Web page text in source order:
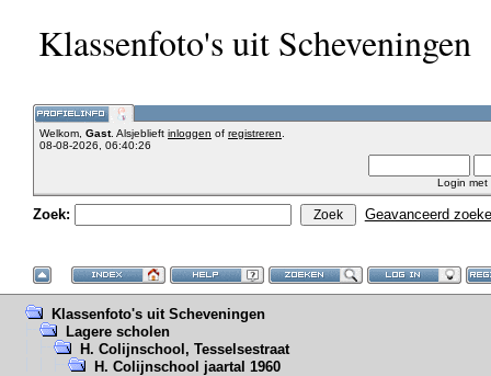
Klassenfoto's uit Scheveningen
Welkom, Gast. Alsjeblieft inloggen of registreren
08-08-2026, 06:40:26
Login met
Zoek: Geavanceerd
Klassenfoto's uit Scheveningen
Lagere scholen
H. Colijnschool, Tesselsestraat
H. Colijnschool jaartal 1960